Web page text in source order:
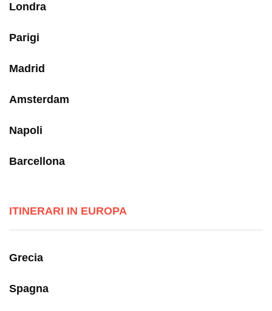
Londra
Parigi
Madrid
Amsterdam
Napoli
Barcellona
ITINERARI IN EUROPA
Grecia
Spagna